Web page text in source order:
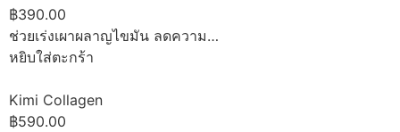
฿390.00
ช่วยเร่งเผาผลาญไขมัน ลดความ…
หยิบใส่ตะกร้า
Kimi Collagen
฿590.00